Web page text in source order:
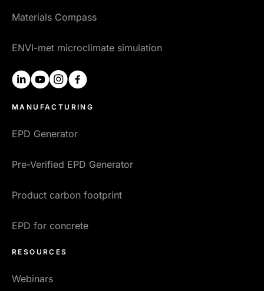
Materials Compass
ENVI-met microclimate simulation
linkedinyoutubeinstagram
MANUFACTURING
EPD Generator
Pre-Verified EPD Generator
Product carbon footprint
EPD for concrete
RESOURCES
Webinars